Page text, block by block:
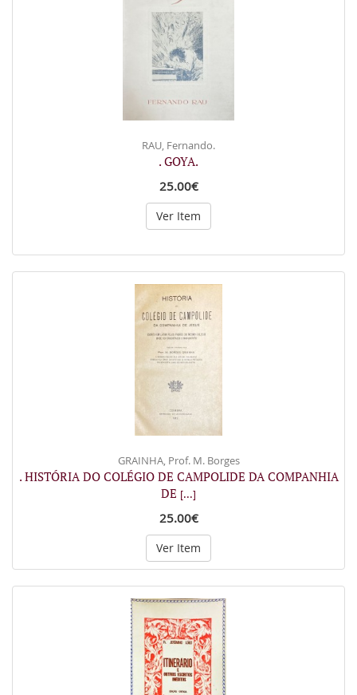
RAU, Fernando.
. GOYA.
25.00€
Ver Item
GRAINHA, Prof. M. Borges
. HISTÓRIA DO COLÉGIO DE CAMPOLIDE DA COMPANHIA
DE [...]
25.00€
Ver Item